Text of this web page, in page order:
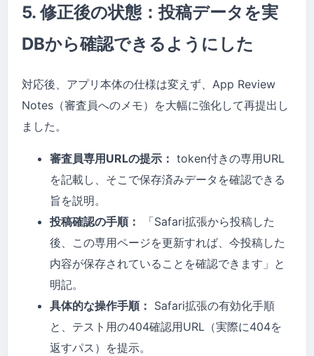
5. 修正後の状態：投稿データを実
DBから確認できるようにした
対応後、アプリ本体の仕様は変えず、App Review
Notes（審査員へのメモ）を大幅に強化して再提出し
ました。
審査員専用URLの提示： token付きの専用URL
を記載し、そこで保存済みデータを確認できる
旨を説明。
投稿確認の手順：
「Safari拡張から投稿した
後、この専用ページを更新すれば、今投稿した
内容が保存されていることを確認できます」と
明記。
具体的な操作手順： Safari拡張の有効化手順
と、テスト用の404確認用URL（実際に404を
返すパス）を提示。